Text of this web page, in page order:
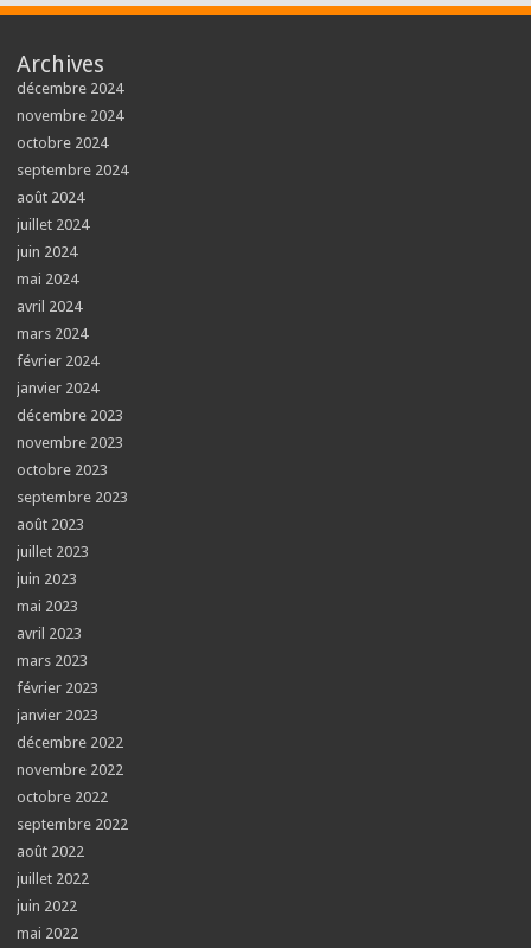
Archives
décembre 2024
novembre 2024
octobre 2024
septembre 2024
août 2024
juillet 2024
juin 2024
mai 2024
avril 2024
mars 2024
février 2024
janvier 2024
décembre 2023
novembre 2023
octobre 2023
septembre 2023
août 2023
juillet 2023
juin 2023
mai 2023
avril 2023
mars 2023
février 2023
janvier 2023
décembre 2022
novembre 2022
octobre 2022
septembre 2022
août 2022
juillet 2022
juin 2022
mai 2022